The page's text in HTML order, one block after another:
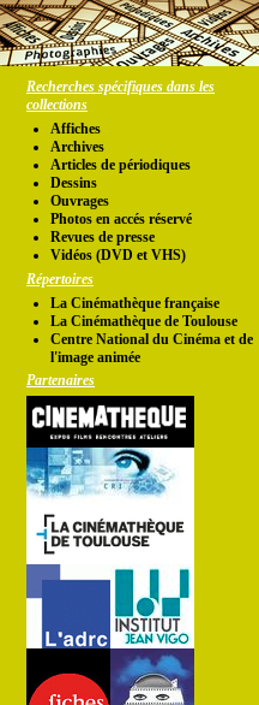
Recherches spécifiques dans les
collections
Affiches
Archives
Articles de périodiques
Dessins
Ouvrages
Photos en accés réservé
Revues de presse
Vidéos (DVD et VHS)
Répertoires
La Cinémathèque française
La Cinémathèque de Toulouse
Centre National du Cinéma et de
l'image animée
Partenaires